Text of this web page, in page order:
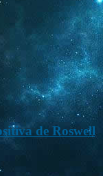
de Roswell